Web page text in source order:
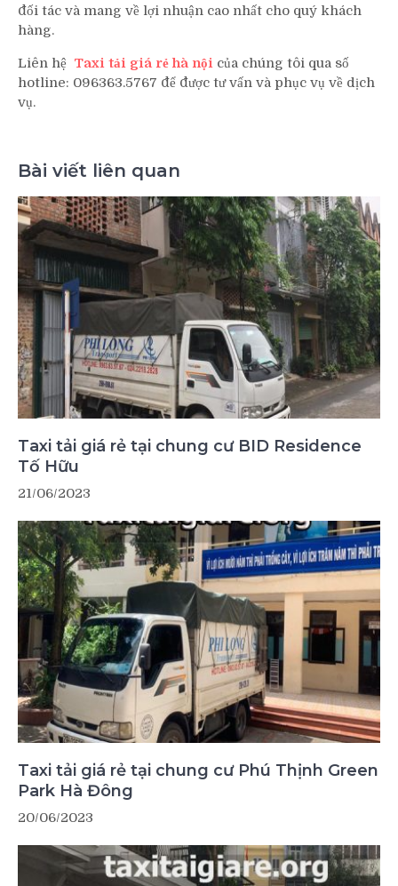
đối tác và mang về lợi nhuận cao nhất cho quý khách
hàng.
Liên hệ Taxi tải giá rẻ hà nội của chúng tôi qua số
hotline: 096363.5767 để được tư vấn và phục vụ về dịch
vụ.
Bài viết liên quan
Taxi tải giá rẻ tại chung cư BID Residence
Tố Hữu
21/06/2023
Taxi tải giá rẻ tại chung cư Phú Thịnh Green
Park Hà Đông
20/06/2023